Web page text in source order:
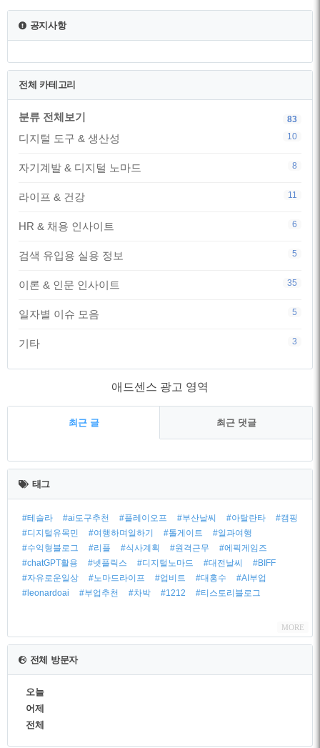
공지사항
전체 카테고리
분류 전체보기 83
디지털 도구 & 생산성 10
자기계발 & 디지털 노마드 8
라이프 & 건강 11
HR & 채용 인사이트 6
검색 유입용 실용 정보 5
이론 & 인문 인사이트 35
일자별 이슈 모음 5
기타 3
애드센스 광고 영역
최근 글 최근 댓글
최
근
글
태그
#테슬라 #ai도구추천 #플레이오프 #부산날씨 #아탈란타
#캠핑
#디지털유목민
#여행하며일하기 #톨게이트
#일과여행
#수익형블로그
#리플 #식사계획 #원격근무
#에픽게임즈
#chatGPT활용
#넷플릭스 #디지털노마드 #대전날씨
#BIFF
#자유로운일상
#노마드라이프 #업비트 #대홍수
#AI부업
#leonardoai
#부업추천 #차박 #1212 #티스토리블로그
MORE
전체 방문자
오늘
어제
전체